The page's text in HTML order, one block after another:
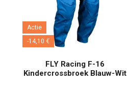
Actie
-14,10 €
FLY Racing F-16
Kindercrossbroek Blauw-Wit